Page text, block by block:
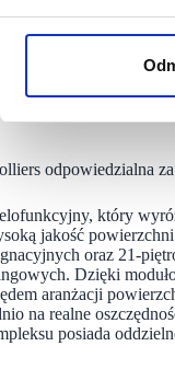
stolicy działa już
na osi łączącej
wizualnym
intuicyjne zakupy.
Jesteśmy w pełni
się dużym
odpowiedzialna
który
jakość
oraz 21-
Dzięki
aranżacji
na realne
posiada